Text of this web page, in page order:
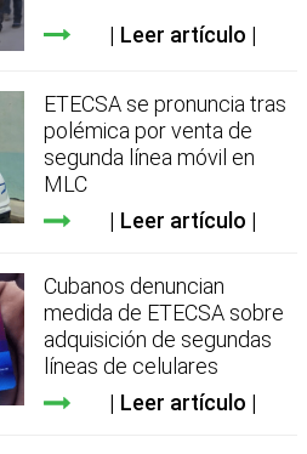
Leer artículo
ETECSA se pronuncia tras
polémica por venta de
segunda línea móvil en
MLC
Leer artículo
Cubanos denuncian
medida de ETECSA sobre
adquisición de segundas
líneas de celulares
Leer artículo